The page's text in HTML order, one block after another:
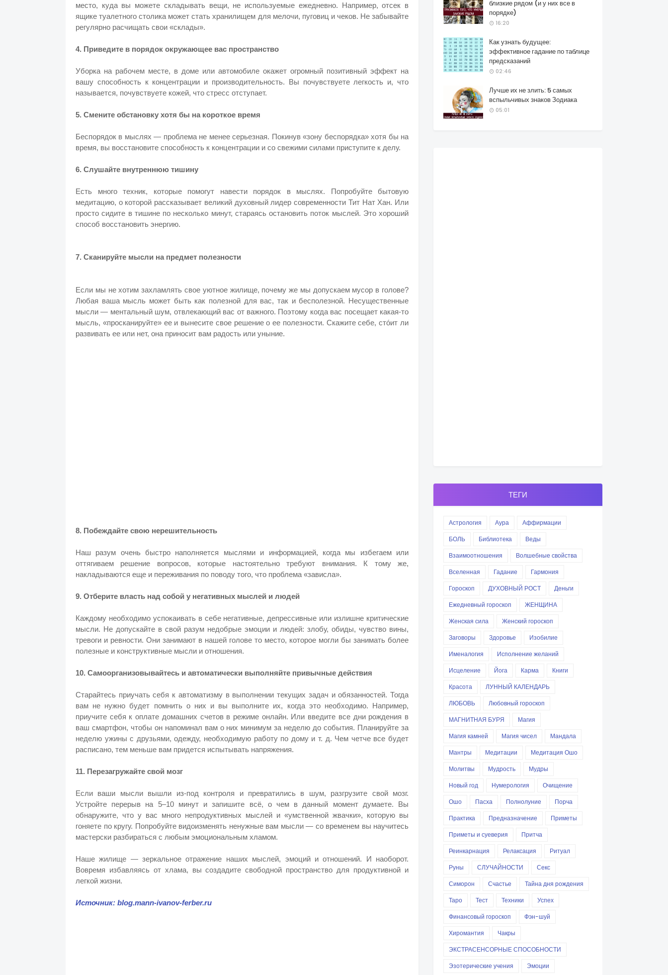
место, куда вы можете складывать вещи, не используемые ежедневно. Например, отсек в
ящике туалетного столика может стать хранилищем для мелочи, пуговиц и чеков. Не забывайте
регулярно расчищать свои «склады».
4. Приведите в порядок окружающее вас пространство
Уборка на рабочем месте, в доме или автомобиле окажет огромный позитивный эффект на
вашу способность к концентрации и производительность. Вы почувствуете легкость и, что
называется, почувствуете кожей, что стресс отступает.
5. Смените обстановку хотя бы на короткое время
Беспорядок в мыслях — проблема не менее серьезная. Покинув «зону беспорядка» хотя бы на
время, вы восстановите способность к концентрации и со свежими силами приступите к делу.
6. Слушайте внутреннюю тишину
Есть много техник, которые помогут навести порядок в мыслях. Попробуйте бытовую
медитацию, о которой рассказывает великий духовный лидер современности Тит Нат Хан. Или
просто сидите в тишине по несколько минут, стараясь остановить поток мыслей. Это хороший
способ восстановить энергию.
7. Сканируйте мысли на предмет полезности
Если мы не хотим захламлять свое уютное жилище, почему же мы допускаем мусор в голове?
Любая ваша мысль может быть как полезной для вас, так и бесполезной. Несущественные
мысли — ментальный шум, отвлекающий вас от важного. Поэтому когда вас посещает какая-то
мысль, «просканируйте» ее и вынесите свое решение о ее полезности. Скажите себе, стóит ли
развивать ее или нет, она приносит вам радость или уныние.
8. Побеждайте свою нерешительность
Наш разум очень быстро наполняется мыслями и информацией, когда мы избегаем или
оттягиваем решение вопросов, которые настоятельно требуют внимания. К тому же,
накладываются еще и переживания по поводу того, что проблема «зависла».
9. Отберите власть над собой у негативных мыслей и людей
Каждому необходимо успокаивать в себе негативные, депрессивные или излишне критические
мысли. Не допускайте в свой разум недобрые эмоции и людей: злобу, обиды, чувство вины,
тревоги и ревности. Они занимают в нашей голове то место, которое могли бы занимать более
полезные и конструктивные мысли и отношения.
10. Самоорганизовывайтесь и автоматически выполняйте привычные действия
Старайтесь приучать себя к автоматизму в выполнении текущих задач и обязанностей. Тогда
вам не нужно будет помнить о них и вы выполните их, когда это необходимо. Например,
приучите себя к оплате домашних счетов в режиме онлайн. Или введите все дни рождения в
ваш смартфон, чтобы он напоминал вам о них минимум за неделю до события. Планируйте за
неделю ужины с друзьями, одежду, необходимую работу по дому и т. д. Чем четче все будет
расписано, тем меньше вам придется испытывать напряжения.
11. Перезагружайте свой мозг
Если ваши мысли вышли из-под контроля и превратились в шум, разгрузите свой мозг.
Устройте перерыв на 5–10 минут и запишите всё, о чем в данный момент думаете. Вы
обнаружите, что у вас много непродуктивных мыслей и «умственной жвачки», которую вы
гоняете по кругу. Попробуйте видоизменять ненужные вам мысли — со временем вы научитесь
мастерски разбираться с любым эмоциональным хламом.
Наше жилище — зеркальное отражение наших мыслей, эмоций и отношений. И наоборот.
Вовремя избавляясь от хлама, вы создадите свободной пространство для продуктивной и
легкой жизни.
Источник: blog.mann-ivanov-ferber.ru
близкие рядом (и у них все в
порядке)
16:20
Как узнать будущее:
эффективное гадание по таблице
предсказаний
02:46
Лучше их не злить: 5 самых
вспыльчивых знаков Зодиака
05:01
ТЕГИ
Астрология Аура
Аффирмации
БОЛЬ
Библиотека
Веды
Взаимоотношения
Волшебные свойства
Вселенная
Гадание
Гармония
Гороскоп
ДУХОВНЫЙ РОСТ
Деньги
Ежедневный гороскоп
ЖЕНЩИНА
Женская сила
Женский гороскоп
Заговоры
Здоровье
Изобилие
Именалогия
Исполнение желаний
Исцеление
Йога Карма
Книги
Красота
ЛУННЫЙ КАЛЕНДАРЬ
ЛЮБОВЬ
Любовный гороскоп
МАГНИТНАЯ БУРЯ
Магия
Магия камней
Магия чисел
Мандала
Мантры
Медитации
Медитация Ошо
Молитвы
Мудрость
Мудры
Новый год
Нумерология
Очищение
Ошо
Пасха Полнолуние
Порча
Практика
Предназначение
Приметы
Приметы и суеверия
Притча
Реинкарнация
Релаксация
Ритуал
Руны
СЛУЧАЙНОСТИ
Секс
Симорон
Счастье
Тайна дня рождения
Таро
Тест Техники
Успех
Финансовый гороскоп
Фэн-шуй
Хиромантия
Чакры
ЭКСТРАСЕНСОРНЫЕ СПОСОБНОСТИ
Эзотерические учения
Эмоции